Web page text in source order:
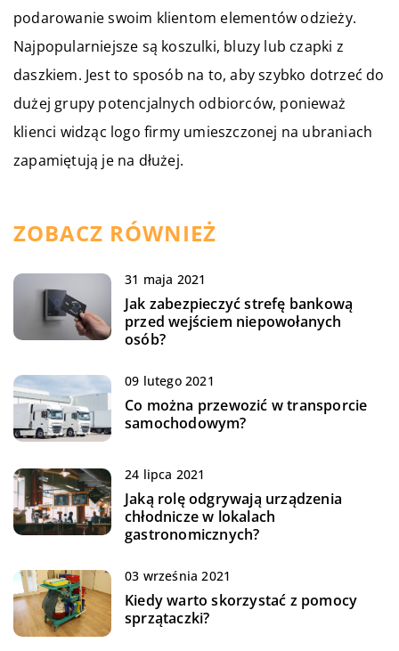
podarowanie swoim klientom elementów odzieży.
Najpopularniejsze są koszulki, bluzy lub czapki z
daszkiem. Jest to sposób na to, aby szybko dotrzeć do
dużej grupy potencjalnych odbiorców, ponieważ
klienci widząc logo firmy umieszczonej na ubraniach
zapamiętują je na dłużej.
ZOBACZ RÓWNIEŻ
31 maja 2021
Jak zabezpieczyć strefę bankową
przed wejściem niepowołanych
osób?
09 lutego 2021
Co można przewozić w transporcie
samochodowym?
24 lipca 2021
Jaką rolę odgrywają urządzenia
chłodnicze w lokalach
gastronomicznych?
03 września 2021
Kiedy warto skorzystać z pomocy
sprzątaczki?